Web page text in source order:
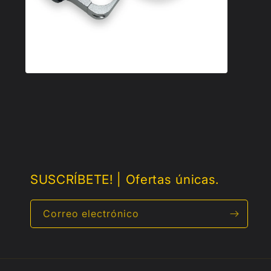
SUSCRÍBETE! | Ofertas únicas.
Correo electrónico